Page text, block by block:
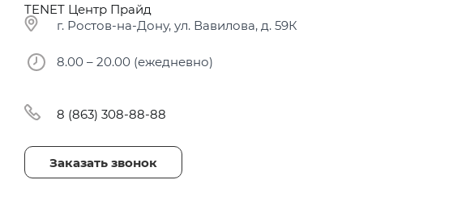
TENET Центр Прайд
г. Ростов-на-Дону, ул. Вавилова, д. 59К
8.00 – 20.00 (ежедневно)
8 (863) 308-88-88
Заказать звонок